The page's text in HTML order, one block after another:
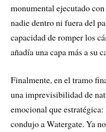
monumental ejecutado
nadie dentro ni fuera del
capacidad de romper los
añadía una capa más a su
Finalmente, en el tramo
una imprevisibilidad de
emocional que
condujo a Watergate. Ya